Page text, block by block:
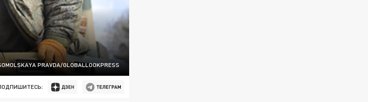
PRAVDA/GLOBALLOOKPRESS